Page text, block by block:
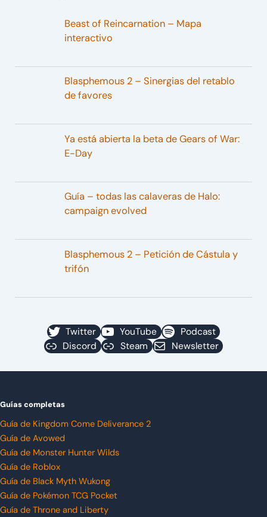
Beast of Reincarnation – Mapa
interactivo
Blasphemous 2 – Sinergias del retablo
de favores
Ya está abierta la beta de Gears of War:
E-Day
Guía – todas las calaveras de Halo:
campaign evolved
Blasphemous 2 – Petición de Cástula y
trifón
Twitter YouTube
Podcast
Discord
Steam Newsletter
Guías completas
Guía de Kingdom Come Deliverance 2
Guía de Avowed
Guía de Monster Hunter Wilds
Guía de Roblox
Guía de Black Myth Wukong
Guía de Pokémon TCG Pocket
Guía de Throne and Liberty